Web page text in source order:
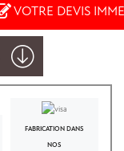
VOTRE DEVIS
FABRICATION DANS
NOS